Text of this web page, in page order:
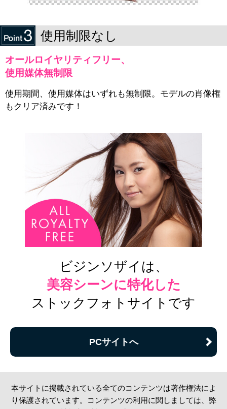
使用制限なし
オールロイヤリティフリー、
使用媒体無制限
使用期間、使用媒体はいずれも無制限。モデルの肖像権
もクリア済みです！
ビジンソザイは、
美容シーンに特化した
ストックフォトサイトです
PCサイトへ
本サイトに掲載されている全てのコンテンツは著作権法によ
り保護されています。コンテンツの利用に関しましては、弊